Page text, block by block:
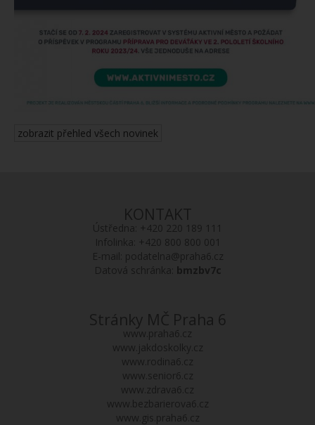
zobrazit přehled všech novinek
KONTAKT
Ústředna: +420 220 189 111
Infolinka: +420 800 800 001
E-mail: podatelna@praha6.cz
Datová schránka: bmzbv7c
Stránky MČ Praha 6
www.praha6.cz
www.jakdoskolky.cz
www.rodina6.cz
www.senior6.cz
www.zdrava6.cz
www.bezbarierova6.cz
www.gis.praha6.cz